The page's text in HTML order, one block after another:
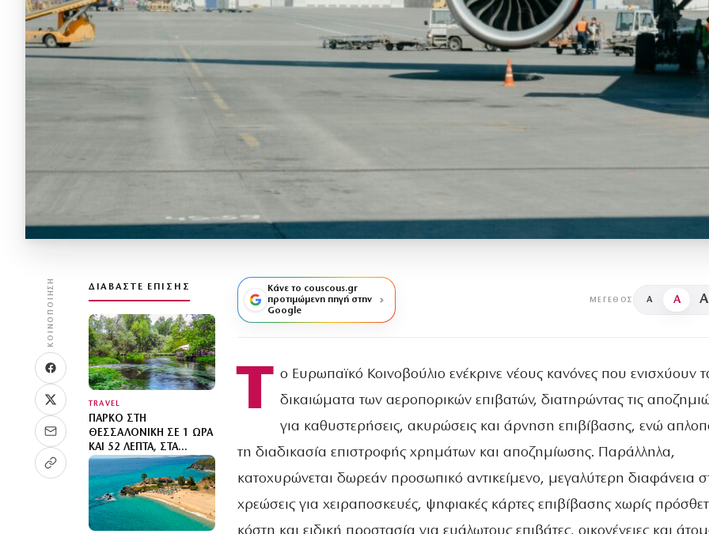
ΚΟΙΝΟΠΟΊΗΣΗ ΔΙΑΒΆΣΤΕ ΕΠΊΣΗΣ
TRAVEL
ΠΆΡΚΟ ΣΤΗ
ΘΕΣΣΑΛΟΝΊΚΗ ΣΕ 1 ΏΡΑ
ΚΑΙ 52 ΛΕΠΤΆ, ΣΤΑ
ΟΜΟΡΦΌΤΕΡΑ ΤΗΣ
ΕΥΡΏΠΗΣ
Κάνε το couscous.gr
προτιμώμενη πηγή στην
Google
ΜΈΓΕΘΟΣ A A A
Τ ο Ευρωπαϊκό Κοινοβούλιο ενέκρινε νέους κανόνες που ενισχύουν
δικαιώματα των αεροπορικών επιβατών, διατηρώντας τις
για καθυστερήσεις, ακυρώσεις και άρνηση επιβίβασης, ενώ
τη διαδικασία επιστροφής χρημάτων και αποζημίωσης. Παράλληλα,
κατοχυρώνεται δωρεάν προσωπικό αντικείμενο, μεγαλύτερη διαφάνεια
χρεώσεις για χειραποσκευές, ψηφιακές κάρτες επιβίβασης χωρίς